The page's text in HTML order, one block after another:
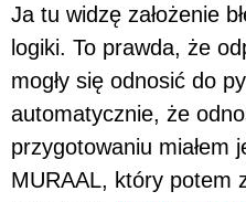
Ja tu widzę założenie
logiki. To prawda, że
mogły się odnosić do
automatycznie, że
przygotowaniu miałem
MURAAL, który potem